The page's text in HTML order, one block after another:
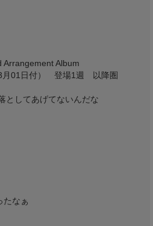
Arrangement Album
月01日付） 登場1週 以降圏
としてあげてないんだな
たなぁ